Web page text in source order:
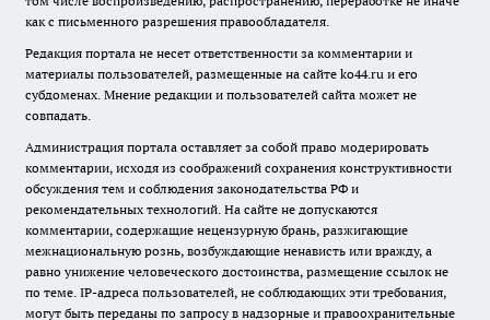
как с письменного разрешения правообладателя.
Редакция портала не несет ответственности за комментарии и
материалы пользователей, размещенные на сайте ko44.ru и его
субдоменах. Мнение редакции и пользователей сайта может не
совпадать.
Администрация портала оставляет за собой право модерировать
комментарии, исходя из соображений сохранения конструктивности
обсуждения тем и соблюдения законодательства РФ и
рекомендательных технологий. На сайте не допускаются
комментарии, содержащие нецензурную брань, разжигающие
межнациональную рознь, возбуждающие ненависть или вражду, а
равно унижение человеческого достоинства, размещение ссылок не
по теме. IP-адреса пользователей, не соблюдающих эти требования,
могут быть переданы по запросу в надзорные и правоохранительные